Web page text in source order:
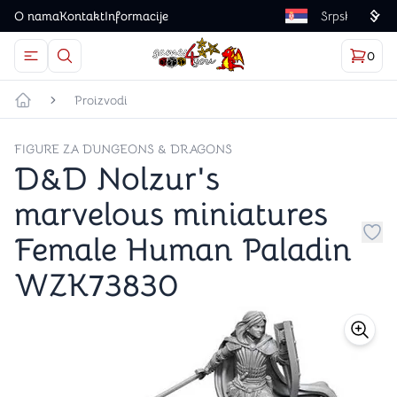
O namaKontaktInformacije Language
Otvorite meni
Dugme u obliku lupe predstavlja ikonicu za
Games4you logo
0
Početna strana
Proizvodi
FIGURE ZA DUNGEONS & DRAGONS
D&D Nolzur's
marvelous miniatures
Female Human Paladin
WZK73830